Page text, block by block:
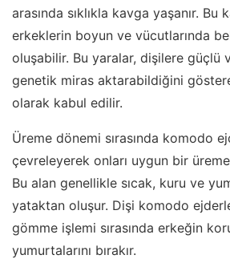
arasında sıklıkla kavga yaşanır. Bu
erkeklerin boyun ve vücutlarında
oluşabilir. Bu yaralar, dişilere güçlü
genetik miras aktarabildiğini
olarak kabul edilir.
Üreme dönemi sırasında komodo
çevreleyerek onları uygun bir
Bu alan genellikle sıcak, kuru ve
yataktan oluşur. Dişi komodo
gömme işlemi sırasında erkeğin
yumurtalarını bırakır.